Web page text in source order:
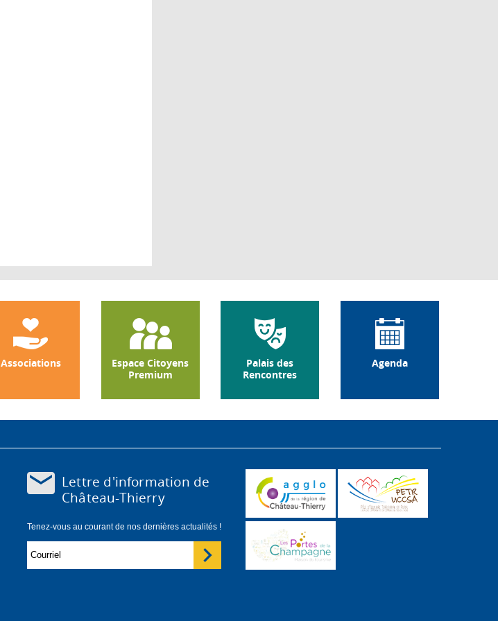
Associations
Espace Citoyens
Premium
Palais des
Rencontres
Agenda
Lettre d'information de
Château-Thierry
Tenez-vous au courant de nos dernières actualités !